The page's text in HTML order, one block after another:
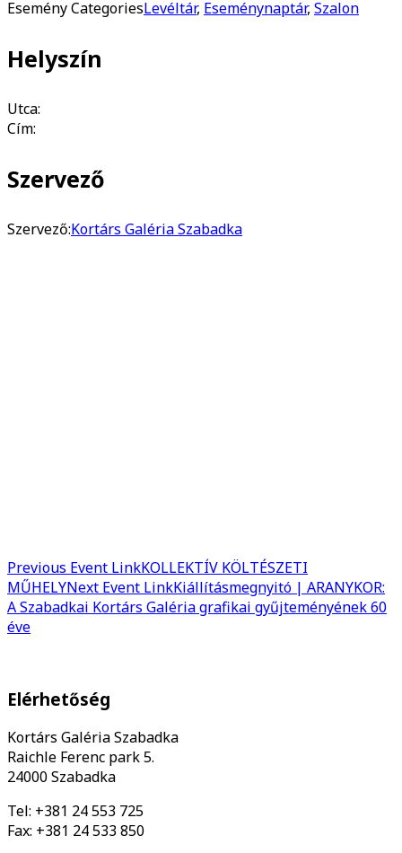
Esemény CategoriesLevéltár, Eseménynaptár, Szalon
Helyszín
Utca:
Cím:
Szervező
Szervező:Kortárs Galéria Szabadka
Previous Event LinkKOLLEKTÍV KÖLTÉSZETI
MŰHELYNext Event LinkKiállításmegnyitó | ARANYKOR:
A Szabadkai Kortárs Galéria grafikai gyűjteményének 60
éve
Elérhetőség
Kortárs Galéria Szabadka
Raichle Ferenc park 5.
24000 Szabadka
Tel: +381 24 553 725
Fax: +381 24 533 850